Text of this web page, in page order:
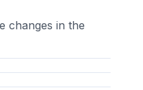
changes in the